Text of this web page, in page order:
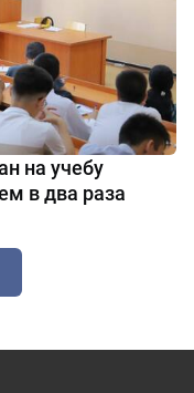
на учебу
в два раза